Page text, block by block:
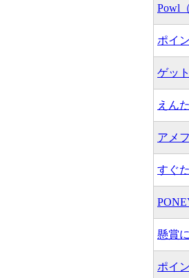
Powl
ポイ
ゲッ
えん
アメ
すぐ
懸賞
ポイ